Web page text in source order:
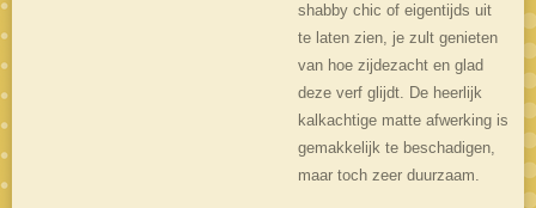
shabby chic of eigentijds uit
te laten zien, je zult genieten
van hoe zijdezacht en glad
deze verf glijdt. De heerlijk
kalkachtige matte afwerking is
gemakkelijk te beschadigen,
maar toch zeer duurzaam.